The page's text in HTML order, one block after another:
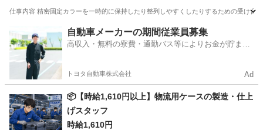
仕事内容 精密固定カラーを一時的に保持したり整列しやすくしたりするための受け
工場 社会保険
自動車メーカーの期間従業員募集
高収入・無料の寮費・通勤バス等によりお金が貯まり
トヨタ自動車株式会社 Ad
📦【時給1,610円以上】物流用ケースの製造・仕上
げスタッフ
時給1,610円